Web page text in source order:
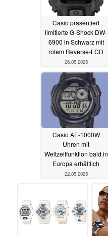
Casio präsentiert
limitierte G-Shock DW-
6900 in Schwarz mit
rotem Reverse-LCD
26.05.2025
Casio AE-1000W
Uhren mit
Weltzeitfunktion bald in
Europa erhältlich
22.05.2025